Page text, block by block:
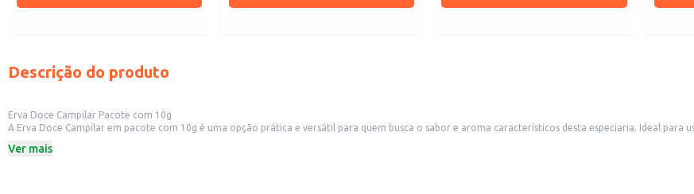
Descrição do produto
Erva Doce Campilar Pacote com 10g
A Erva Doce Campilar em pacote com 10g é uma opção prática e versátil para quem busca o sabor e aroma característicos desta especiaria. Ideal para
Embalagem de 10g.
Ver mais